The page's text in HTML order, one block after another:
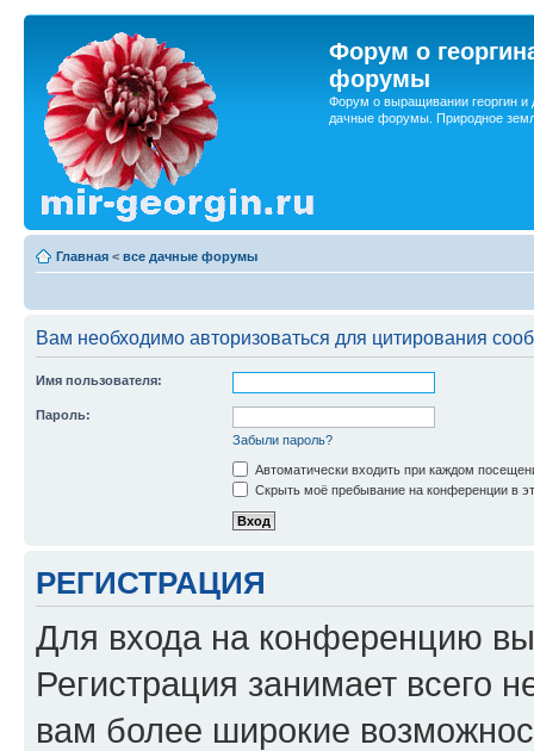
Форум о
форумы
Форум о выращивании георгин и
дачные форумы. Природное
Главная < все дачные форумы
Вам необходимо авторизоваться для цитирования
Имя пользователя:
Пароль:
Забыли пароль?
Автоматически входить при каждом
Скрыть моё пребывание на конференции в
РЕГИСТРАЦИЯ
Для входа на конференцию
Регистрация занимает всего
вам более широкие